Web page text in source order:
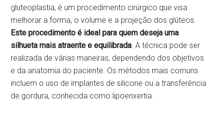
gluteoplastia, é um procedimento cirúrgico que visa
melhorar a forma, o volume e a projeção dos glúteos.
Este procedimento é ideal para quem deseja uma
silhueta mais atraente e equilibrada. A técnica pode ser
realizada de várias maneiras, dependendo dos objetivos
e da anatomia do paciente. Os métodos mais comuns
incluem o uso de implantes de silicone ou a transferência
de gordura, conhecida como lipoenxertia.